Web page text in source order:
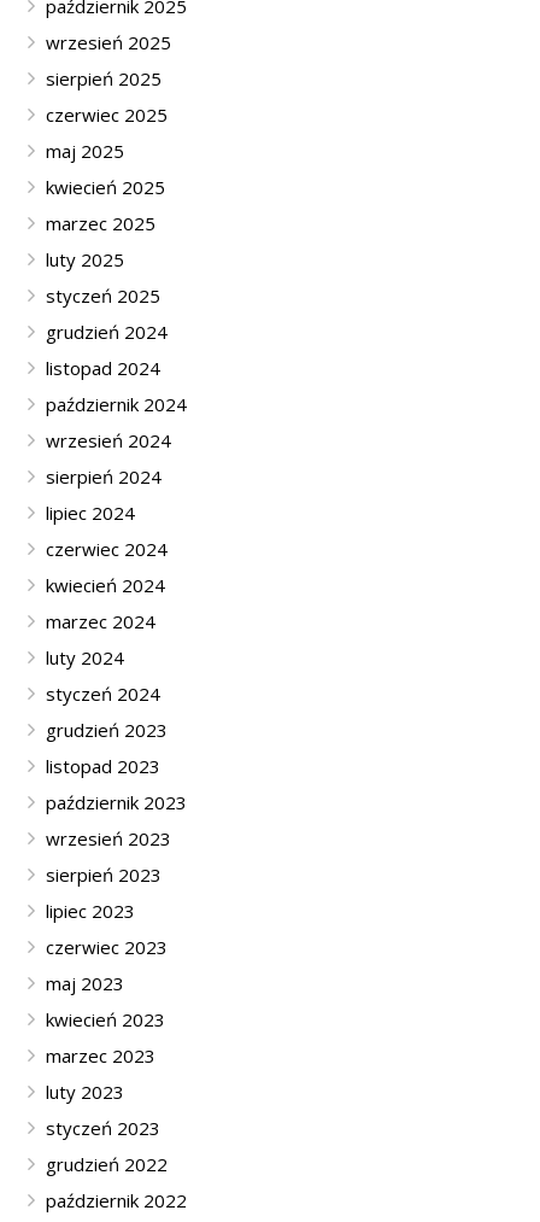
październik 2025
wrzesień 2025
sierpień 2025
czerwiec 2025
maj 2025
kwiecień 2025
marzec 2025
luty 2025
styczeń 2025
grudzień 2024
listopad 2024
październik 2024
wrzesień 2024
sierpień 2024
lipiec 2024
czerwiec 2024
kwiecień 2024
marzec 2024
luty 2024
styczeń 2024
grudzień 2023
listopad 2023
październik 2023
wrzesień 2023
sierpień 2023
lipiec 2023
czerwiec 2023
maj 2023
kwiecień 2023
marzec 2023
luty 2023
styczeń 2023
grudzień 2022
październik 2022